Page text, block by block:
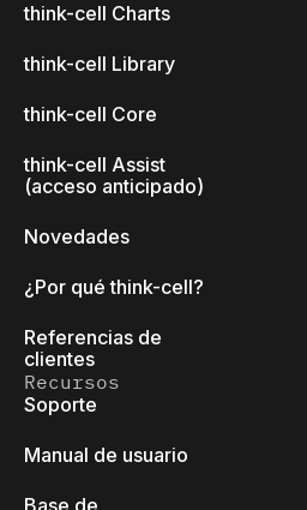
think-cell Charts
think-cell Library
think-cell Core
think-cell Assist
(acceso anticipado)
Novedades
¿Por qué think-cell?
Referencias de
clientes
Recursos
Soporte
Manual de usuario